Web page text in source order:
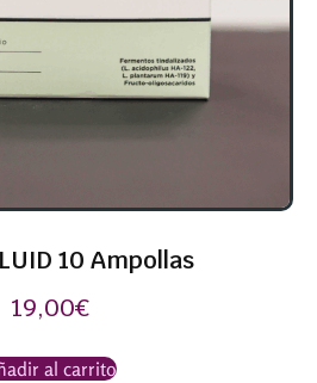
10 Ampollas
19,00€
al carrito